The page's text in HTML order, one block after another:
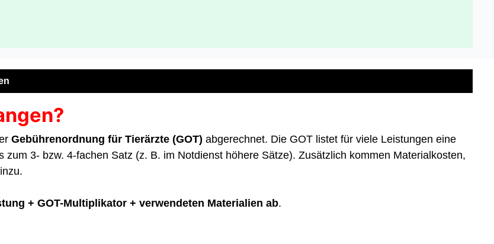
Gebührenordnung für Tierärzte (GOT) abgerechnet. Die GOT listet für viele Leistungen eine
3- bzw. 4-fachen Satz (z. B. im Notdienst höhere Sätze). Zusätzlich kommen Materialkosten,
+ GOT-Multiplikator + verwendeten Materialien ab.